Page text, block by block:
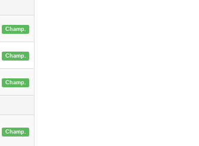
Champ.
Champ.
Champ.
Champ.